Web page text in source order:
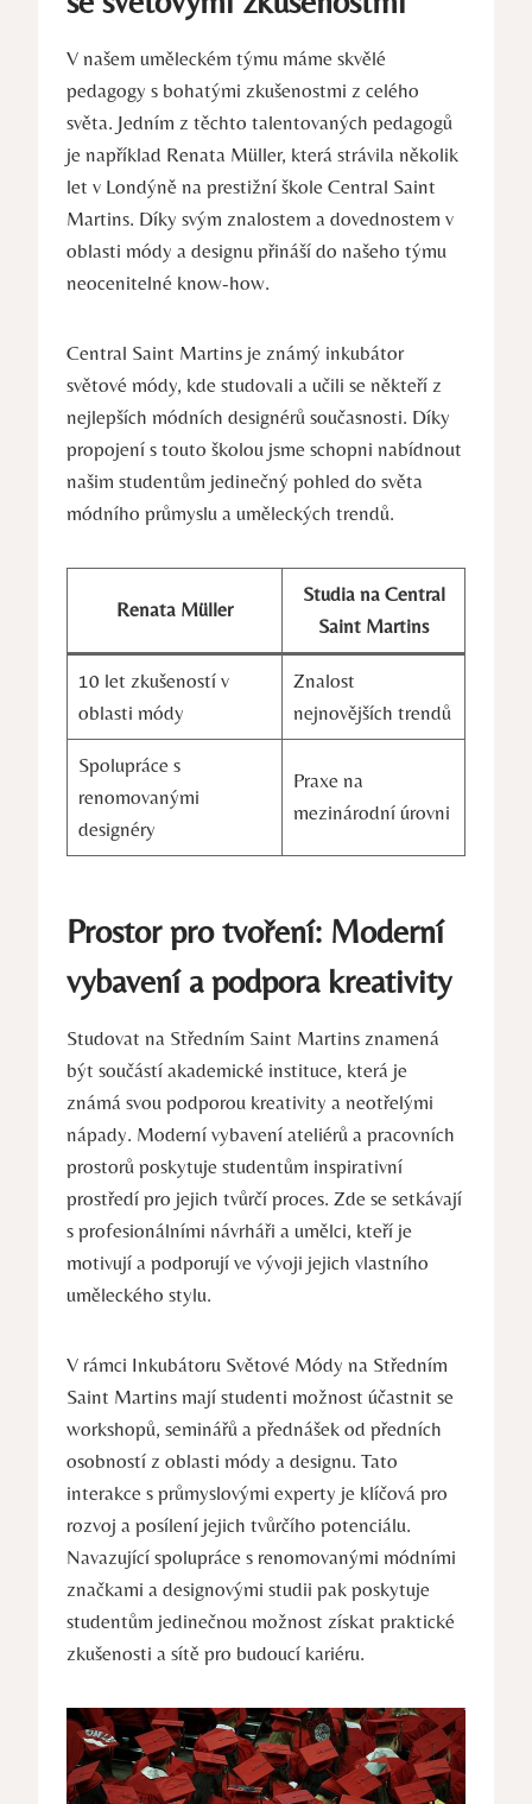
V našem uměleckém ⁢týmu ‌máme skvělé
pedagogy s bohatými zkušenostmi z celého
světa.​ Jedním z‍ těchto talentovaných pedagogů
je například Renata Müller, která strávila několik
let v‌ Londýně⁣ na prestižní škole​ Central ⁤Saint
Martins.‌ Díky svým znalostem a dovednostem v
oblasti módy a designu přináší do našeho týmu
neocenitelné know-how.
Central Saint Martins je známý inkubátor
světové módy, kde studovali a ⁣učili se někteří z
nejlepších módních designérů současnosti. Díky
propojení s touto školou jsme schopni nabídnout
našim studentům jedinečný pohled do světa
módního průmyslu a uměleckých trendů.
Renata ⁤Müller
Studia na ‌Central
Saint⁢ Martins
10 ​let zkušeností v
oblasti módy
Znalost
nejnovějších trendů
Spolupráce s
renomovanými
designéry
Praxe na
mezinárodní úrovni
Prostor pro tvoření: Moderní
vybavení a‍ podpora kreativity
Studovat na⁢ Středním Saint ⁤Martins znamená
být součástí akademické ‌instituce, která​ je
známá svou podporou⁢ kreativity a neotřelými
nápady. Moderní vybavení ⁣ateliérů ⁢a pracovních
prostorů poskytuje studentům inspirativní
prostředí pro jejich tvůrčí proces. Zde se setkávají
s profesionálními návrháři a ​umělci, kteří je
motivují a podporují ve vývoji jejich vlastního
‍uměleckého stylu.
V rámci Inkubátoru ‌Světové Módy na Středním
Saint Martins mají ⁢studenti možnost účastnit se
workshopů, seminářů a přednášek od předních
osobností z ⁢oblasti⁤ módy a ‌designu. Tato
‌interakce s průmyslovými ​experty‍ je klíčová pro
rozvoj a posílení jejich tvůrčího potenciálu.
Navazující spolupráce‌ s renomovanými módními
⁣značkami a designovými studii ​pak poskytuje
studentům jedinečnou ​možnost získat praktické
zkušenosti a sítě pro ⁣budoucí kariéru.